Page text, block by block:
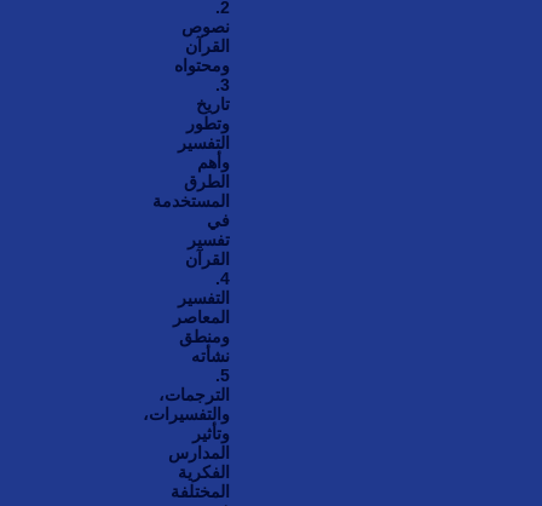
2.
نصوص
القرآن
ومحتواه
3.
تاريخ
وتطور
التفسير
وأهم
الطرق
المستخدمة
في
تفسير
القرآن
4.
التفسير
المعاصر
ومنطق
نشأته
5.
الترجمات،
والتفسيرات،
وتأثير
المدارس
الفكرية
المختلفة